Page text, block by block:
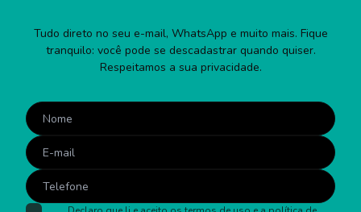
Tudo direto no seu e-mail, WhatsApp e muito mais. Fique
tranquilo: você pode se descadastrar quando quiser.
Respeitamos a sua privacidade.